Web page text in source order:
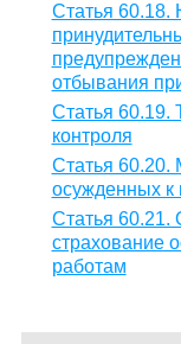
Статья 60.18.
отбывания
Статья 60.19.
контроля
Статья 60.20.
осужденных к
Статья 60.21.
страхование
работам